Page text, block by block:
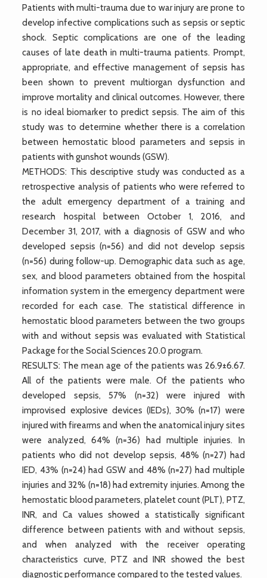
Patients with multi-trauma due to war injury are prone to
develop infective complications such as sepsis or septic
shock. Septic complications are one of the leading
causes of late death in multi-trauma patients. Prompt,
appropriate, and effective management of sepsis has
been shown to prevent multiorgan dysfunction and
improve mortality and clinical outcomes. However, there
is no ideal biomarker to predict sepsis. The aim of this
study was to determine whether there is a correlation
between hemostatic blood parameters and sepsis in
patients with gunshot wounds (GSW).
METHODS: This descriptive study was conducted as a
retrospective analysis of patients who were referred to
the adult emergency department of a training and
research hospital between October 1, 2016, and
December 31, 2017, with a diagnosis of GSW and who
developed sepsis (n=56) and did not develop sepsis
(n=56) during follow-up. Demographic data such as age,
sex, and blood parameters obtained from the hospital
information system in the emergency department were
recorded for each case. The statistical difference in
hemostatic blood parameters between the two groups
with and without sepsis was evaluated with Statistical
Package for the Social Sciences 20.0 program.
RESULTS: The mean age of the patients was 26.9±6.67.
All of the patients were male. Of the patients who
developed sepsis, 57% (n=32) were injured with
improvised explosive devices (IEDs), 30% (n=17) were
injured with firearms and when the anatomical injury sites
were analyzed, 64% (n=36) had multiple injuries. In
patients who did not develop sepsis, 48% (n=27) had
IED, 43% (n=24) had GSW and 48% (n=27) had multiple
injuries and 32% (n=18) had extremity injuries. Among the
hemostatic blood parameters, platelet count (PLT), PTZ,
INR, and Ca values showed a statistically significant
difference between patients with and without sepsis,
and when analyzed with the receiver operating
characteristics curve, PTZ and INR showed the best
diagnostic performance compared to the tested values.